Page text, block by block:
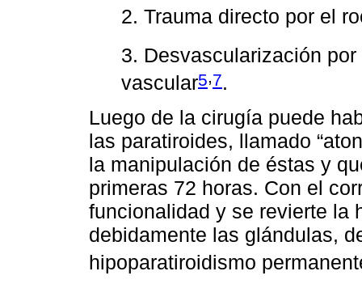
2. Trauma directo por el
3. Desvascularización
vascular5,7.
Luego de la cirugía puede
las paratiroides, llamado
la manipulación de éstas y
primeras 72 horas. Con el
funcionalidad y se revierte la
debidamente las glándulas,
hipoparatiroidismo